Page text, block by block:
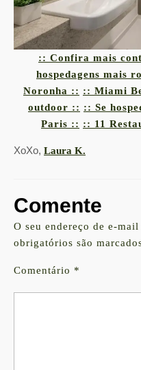
:: Confira mais
hospedagens mais
Noronha :: :: Miami
outdoor :: :: Se
Paris :: :: 11
XoXo, Laura K.
Comente
O seu endereço de e-
obrigatórios são
Comentário *